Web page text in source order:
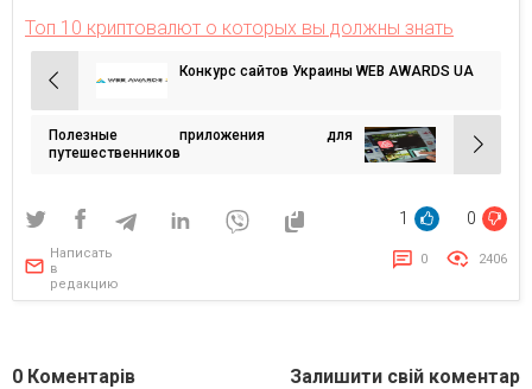
Топ 10 криптовалют о которых вы должны знать
Навигация
по
записям
Конкурс сайтов Украины WEB AWARDS UA
Полезные приложения для
путешественников
1 0
Написать
в
редакцию
0 2406
0 Коментарів Залишити свій коментар